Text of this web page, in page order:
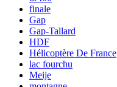
finale
Gap
Gap-Tallard
HDF
Hélicoptère De France
lac fourchu
Meije